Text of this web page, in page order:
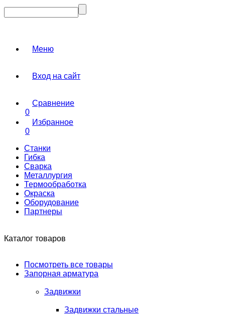
Меню
Вход на сайт
Сравнение
0
Избранное
0
Станки
Гибка
Сварка
Металлургия
Термообработка
Окраска
Оборудование
Партнеры
Каталог товаров
Посмотреть все товары
Запорная арматура
Задвижки
Задвижки стальные